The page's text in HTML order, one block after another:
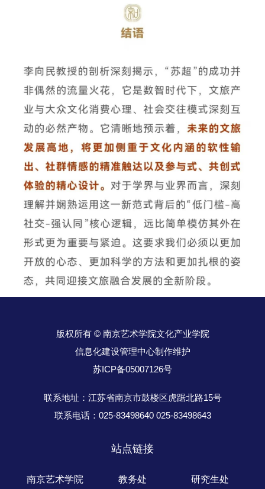
版权所有 © 南京艺术学院文化产业学院
信息化建设管理中心制作维护
苏ICP备05007126号
联系地址：江苏省南京市鼓楼区虎踞北路15号
联系电话：025-83498640 025-83498643
站点链接
南京艺术学院 教务处 研究生处